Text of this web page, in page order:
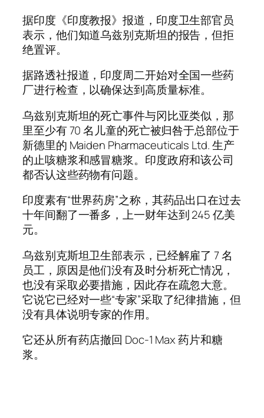
据印度《印度教报》报道，印度卫生部官员
表示，他们知道乌兹别克斯坦的报告，但拒
绝置评。
据路透社报道，印度周二开始对全国一些药
厂进行检查，以确保达到高质量标准。
乌兹别克斯坦的死亡事件与冈比亚类似，那
里至少有 70 名儿童的死亡被归咎于总部位于
新德里的 Maiden Pharmaceuticals Ltd. 生产
的止咳糖浆和感冒糖浆。印度政府和该公司
都否认这些药物有问题。
印度素有“世界药房”之称，其药品出口在过去
十年间翻了一番多，上一财年达到 245 亿美
元。
乌兹别克斯坦卫生部表示，已经解雇了 7 名
员工，原因是他们没有及时分析死亡情况，
也没有采取必要措施，因此存在疏忽大意。
它说它已经对一些“专家”采取了纪律措施，但
没有具体说明专家的作用。
它还从所有药店撤回 Doc-1 Max 药片和糖
浆。